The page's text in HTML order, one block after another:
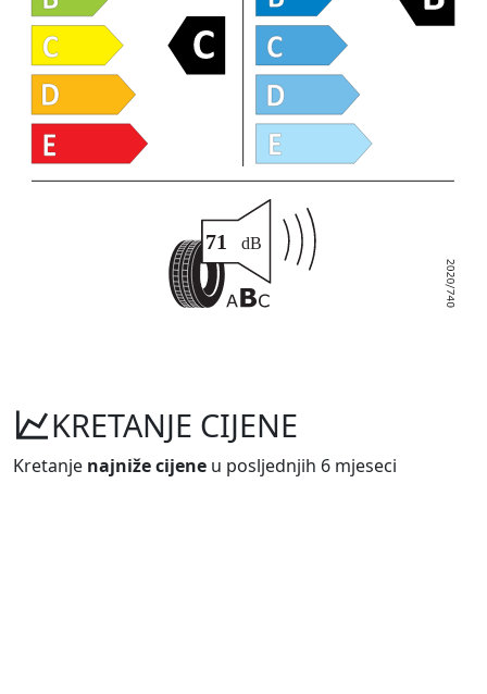
KRETANJE CIJENE
Kretanje najniže cijene u posljednjih 6 mjeseci